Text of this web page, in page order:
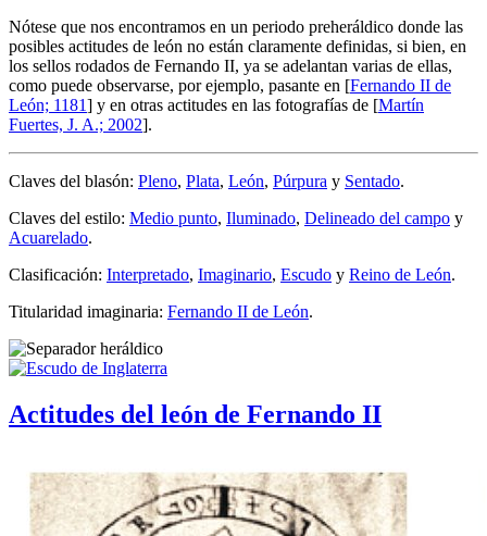
Nótese que nos encontramos en un periodo preheráldico donde las
posibles actitudes de león no están claramente definidas, si bien, en
los sellos rodados de Fernando II, ya se adelantan varias de ellas,
como puede observarse, por ejemplo, pasante en [Fernando II de
León; 1181] y en otras actitudes en las fotografías de [Martín
Fuertes, J. A.; 2002].
Claves del blasón: Pleno, Plata, León, Púrpura y Sentado.
Claves del estilo: Medio punto, Iluminado, Delineado del campo y
Acuarelado.
Clasificación: Interpretado, Imaginario, Escudo y Reino de León.
Titularidad imaginaria: Fernando II de León.
Actitudes del león de Fernando II